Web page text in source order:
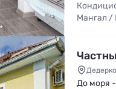
Мангал /
До моря -